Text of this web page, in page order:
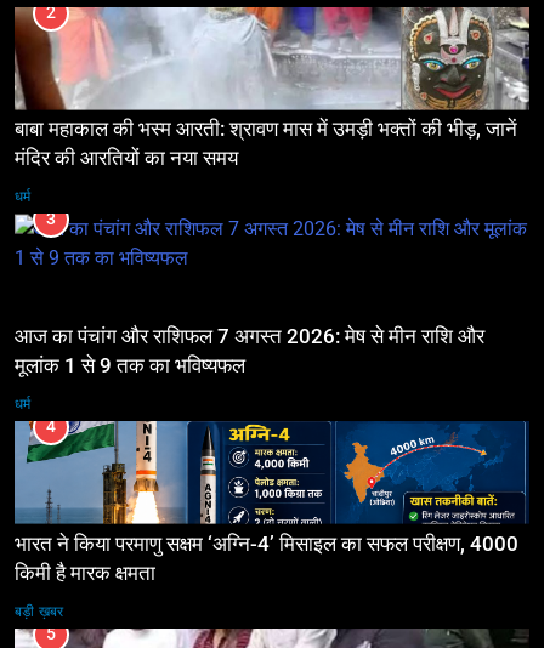
2
बाबा महाकाल की भस्म आरती: श्रावण मास में उमड़ी भक्तों की भीड़, जानें
मंदिर की आरतियों का नया समय
धर्म
3
आज का पंचांग और राशिफल 7 अगस्त 2026: मेष से मीन राशि और
मूलांक 1 से 9 तक का भविष्यफल
धर्म
4
भारत ने किया परमाणु सक्षम ‘अग्नि-4’ मिसाइल का सफल परीक्षण, 4000
किमी है मारक क्षमता
बड़ी ख़बर
5